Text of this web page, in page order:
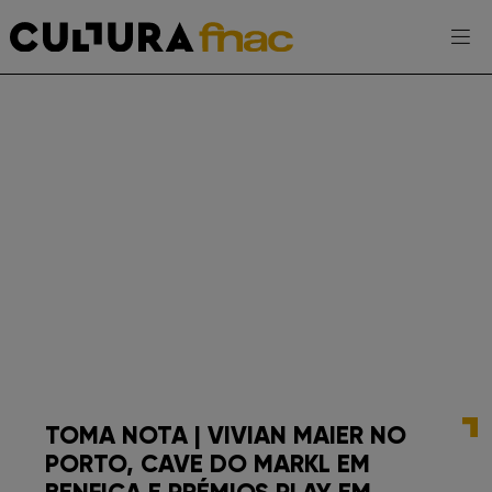
ENTREVISTAS
TOMA-NOTA
TOMA NOTA | VIVIAN MAIER NO
PORTO, CAVE DO MARKL EM